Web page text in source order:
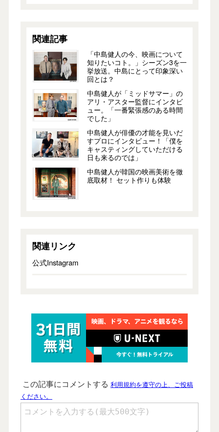
関連記事
「中島健人の今、映画について
知りたいコト。」シーズン3を一
挙放送。中島にとって印象深い
回とは？
中島健人が「ミッドサマー」の
アリ・アスター監督にインタビ
ュー。「一番緊張感のある時間
でした」
中島健人が俳優の才能を見いだ
すプロにインタビュー！「僕を
キャスティングしていただける
日も来るのでは」
中島健人が韓国の映画美術を徹
底取材！ セット作りも体験
関連リンク
公式Instagram